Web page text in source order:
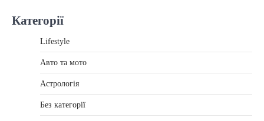
Категорії
Lifestyle
Авто та мото
Астрологія
Без категорії